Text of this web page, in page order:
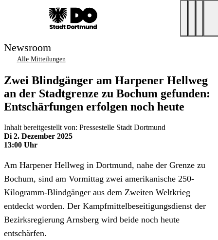
Newsroom
Alle Mitteilungen
Zwei Blindgänger am Harpener Hellweg
an der Stadtgrenze zu Bochum gefunden:
Entschärfungen erfolgen noch heute
Inhalt bereitgestellt von: Pressestelle Stadt Dortmund
Di 2. Dezember 2025
13:00 Uhr
Am Harpener Hellweg in Dortmund, nahe der Grenze zu
Bochum, sind am Vormittag zwei amerikanische 250-
Kilogramm-Blindgänger aus dem Zweiten Weltkrieg
entdeckt worden. Der Kampfmittelbeseitigungsdienst der
Bezirksregierung Arnsberg wird beide noch heute
entschärfen.